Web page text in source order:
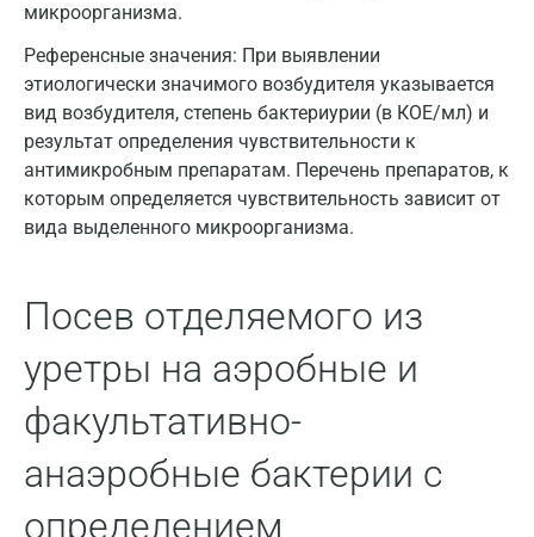
микроорганизма.
Референсные значения: При выявлении
этиологически значимого возбудителя указывается
вид возбудителя, степень бактериурии (в КОЕ/мл) и
результат определения чувствительности к
антимикробным препаратам. Перечень препаратов, к
которым определяется чувствительность зависит от
вида выделенного микроорганизма.
Посев отделяемого из
уретры на аэробные и
факультативно-
анаэробные бактерии с
определением
Вологда
Воронеж
Всеволожск
Гатчина
Геленджик
Голубое
Дзержинский
Дмитров
Долгопрудный
Домодедово
Екатеринбург